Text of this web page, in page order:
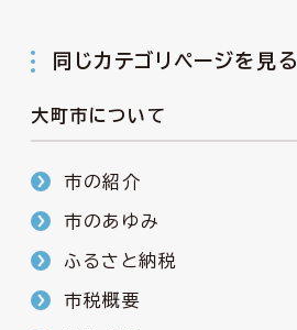
同じカテゴリページを見る
大町市について
市の紹介
市のあゆみ
ふるさと納税
市税概要